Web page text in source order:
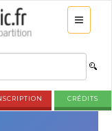
CRÉDITS